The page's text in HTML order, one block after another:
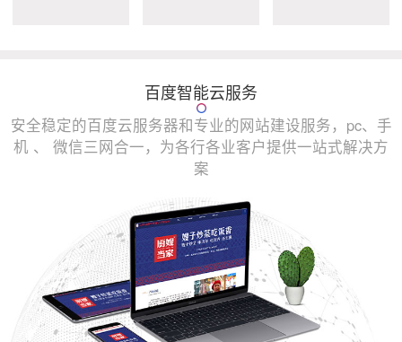
百度智能云服务
安全稳定的百度云服务器和专业的网站建设服务，pc、手
机 、 微信三网合一，为各行各业客户提供一站式解决方
案